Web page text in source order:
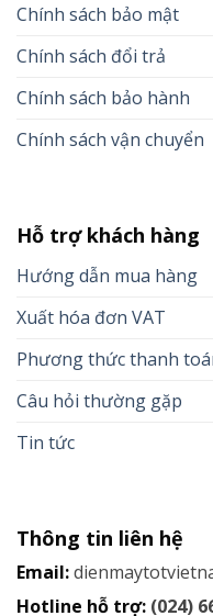
Chính sách bảo mật
Chính sách đổi trả
Chính sách bảo hành
Chính sách vận chuyển
Hỗ trợ khách hàng
Hướng dẫn mua hàng
Xuất hóa đơn VAT
Phương thức thanh
Câu hỏi thường gặp
Tin tức
Thông tin liên hệ
Email:
Hotline hỗ trợ: (024)